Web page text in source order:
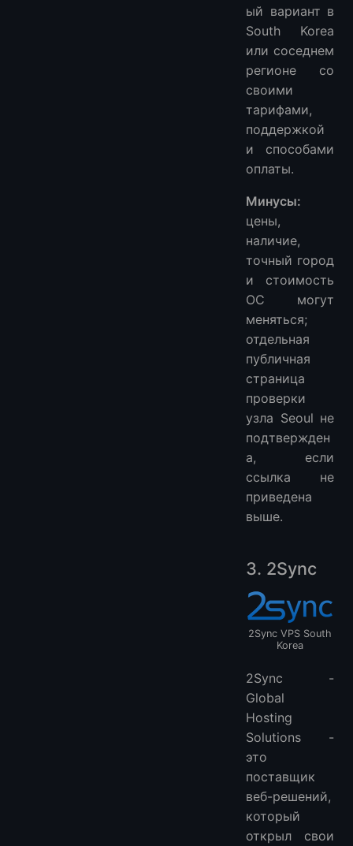
ый вариант в
South Korea
или соседнем
регионе со
своими
тарифами,
поддержкой
и способами
оплаты.
Минусы:
цены,
наличие,
точный город
и стоимость
ОС могут
меняться;
отдельная
публичная
страница
проверки
узла Seoul не
подтвержден
а, если
ссылка не
приведена
выше.
3. 2Sync
2Sync VPS South
Korea
2Sync -
Global
Hosting
Solutions -
это
поставщик
веб-решений,
который
открыл свои